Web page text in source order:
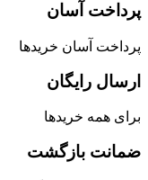
پرداخت آسان
پرداخت آسان خریدها
ارسال رایگان
برای همه خریدها
ضمانت بازگشت